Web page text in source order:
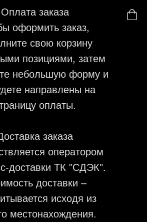
Оплата заказа
оформить заказ,
свою корзину
позициями, затем
небольшую форму и
направлены на
оплаты.
заказа
оператором
доставки ТК "СДЭК".
доставки –
исходя из
местонахождения.